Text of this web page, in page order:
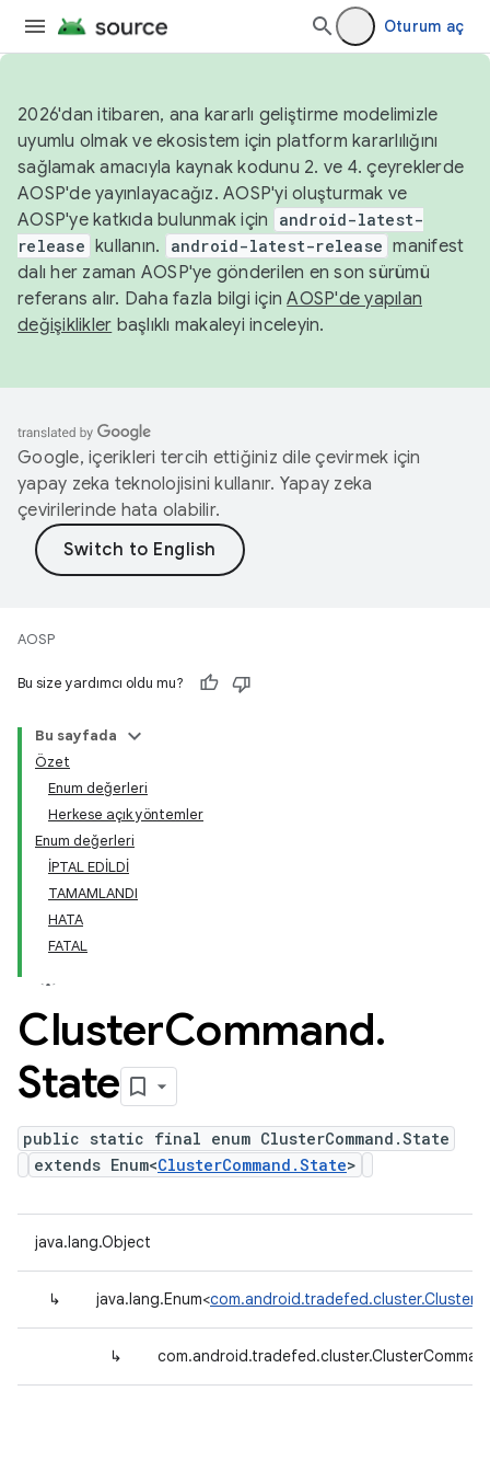
Oturum aç
2026'dan itibaren, ana kararlı geliştirme modelimizle
uyumlu olmak ve ekosistem için platform kararlılığını
sağlamak amacıyla kaynak kodunu 2. ve 4. çeyreklerde
AOSP'de yayınlayacağız. AOSP'yi oluşturmak ve
AOSP'ye katkıda bulunmak için
android-latest-
release kullanın. android-latest-release manifest
dalı her zaman AOSP'ye gönderilen en son sürümü
referans alır. Daha fazla bilgi içinAOSP'de yapılan
değişiklikler başlıklı makaleyi inceleyin.
Google, içerikleri tercih ettiğiniz dile çevirmek için
yapay zeka teknolojisini kullanır. Yapay zeka
çevirilerinde hata olabilir.
AOSP
Bu size yardımcı oldu mu?
Bu sayfada
Özet
Enum değerleri
Herkese açık yöntemler
Enum değerleri
İPTAL EDİLDİ
TAMAMLANDI
HATA
FATAL
ClusterCommand.
State
public static final enum ClusterCommand.State
extends Enum<ClusterCommand.State>
java.lang.Object
↳ java.lang.Enum<
↳